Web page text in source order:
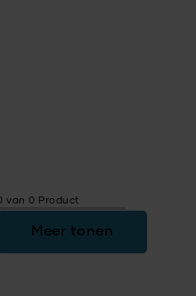
van 0 Product
Meer tonen